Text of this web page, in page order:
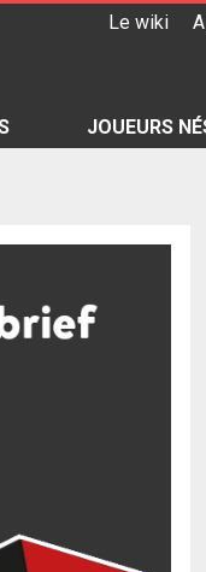
Le wiki
JOUEURS